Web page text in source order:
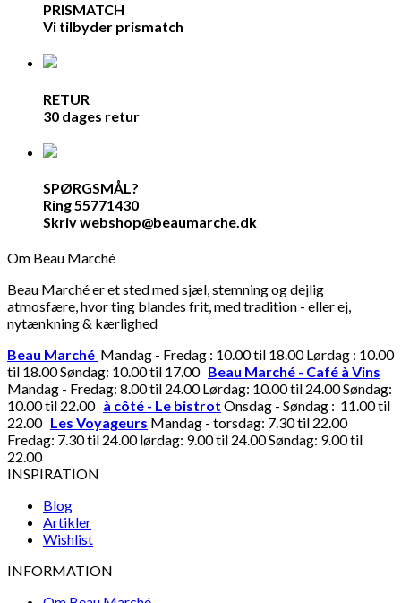
PRISMATCH
Vi tilbyder prismatch
RETUR
30 dages retur
SPØRGSMÅL?
Ring 55771430
Skriv webshop@beaumarche.dk
Om Beau Marché
Beau Marché er et sted med sjæl, stemning og dejlig
atmosfære, hvor ting blandes frit, med tradition - eller ej,
nytænkning & kærlighed
Beau Marché Mandag - Fredag : 10.00 til 18.00 Lørdag : 10.00
til 18.00 Søndag: 10.00 til 17.00 Beau Marché - Café à Vins
Mandag - Fredag: 8.00 til 24.00 Lørdag: 10.00 til 24.00 Søndag:
10.00 til 22.00 à côté - Le bistrot Onsdag - Søndag : 11.00 til
22.00 Les Voyageurs Mandag - torsdag: 7.30 til 22.00
Fredag: 7.30 til 24.00 lørdag: 9.00 til 24.00 Søndag: 9.00 til
22.00
INSPIRATION
Blog
Artikler
Wishlist
INFORMATION